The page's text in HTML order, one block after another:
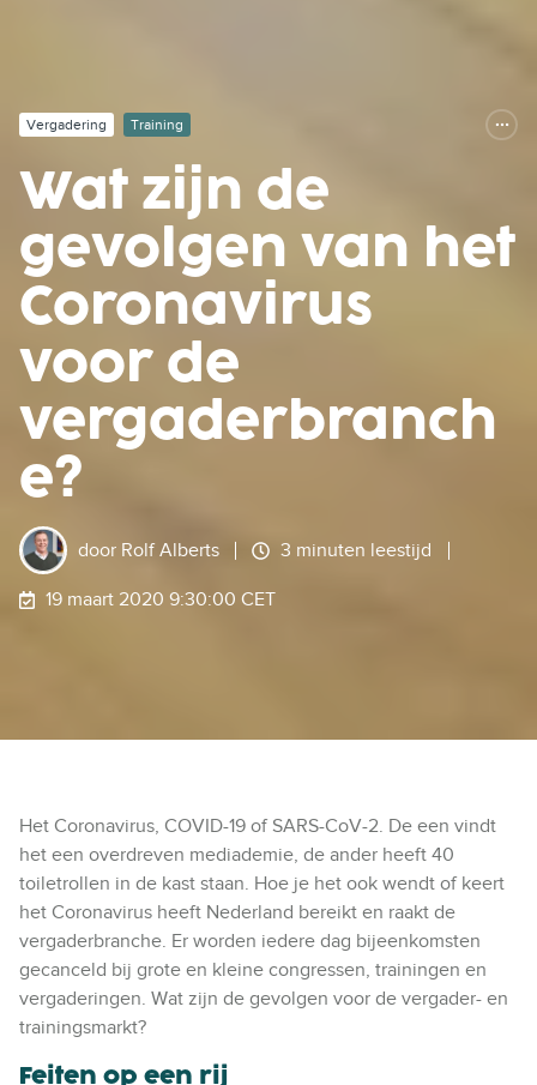
Vergadering Training
Wat zijn de
gevolgen van het
Coronavirus
voor de
vergaderbranch
e?
door Rolf Alberts 3 minuten leestijd
19 maart 2020 9:30:00 CET
Het Coronavirus, COVID-19 of SARS-CoV-2. De een vindt
het een overdreven mediademie, de ander heeft 40
toiletrollen in de kast staan. Hoe je het ook wendt of keert
het Coronavirus heeft Nederland bereikt en raakt de
vergaderbranche. Er worden iedere dag bijeenkomsten
gecanceld bij grote en kleine congressen, trainingen en
vergaderingen. Wat zijn de gevolgen voor de vergader- en
trainingsmarkt?
Feiten op een rij